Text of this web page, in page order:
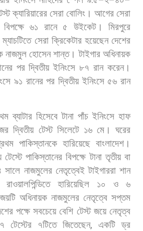
ক্যারিয়ারের সেরা বোলিং। আগের সেরা
বিপক্ষে ৬১ রানে ৫ উইকেট।
মিরপুরে
ম্যাচটিতে সেরা ক্রিকেটার হয়েছেন দেশের
নাজমুল হোসেন শান্ত। টাইগার অধিনায়ক
পর দ্বিতীয় ইনিংসে ৮৭ রান করেন।
৯১ রানের পর দ্বিতীয় ইনিংসে ৫৬ রান
ব্যাটার হিসেবে টানা পাঁচ ইনিংসে হাফ
দ্বিতীয় টেস্ট সিলেটে ১৬ মে।
ঘরের
পাকিস্তানকে হারিয়েছে বাংলাদেশ।
টেস্টে পাকিস্তানের বিপক্ষে টানা তৃতীয় বা
সালে নাজমুলের নেতৃত্বেই টাইগাররা শান
রাওয়ালপিন্ডিতে হারিয়েছিল ১০ ও
৬
জয়টি অধিনায়ক নাজমুলের নেতৃত্বে সপ্তম
পক্ষে সবচেয়ে বেশি টেস্ট জয়ে নেতৃত্ব
টেস্টের ৭টিতে জিতেছেন, একটি ড্র